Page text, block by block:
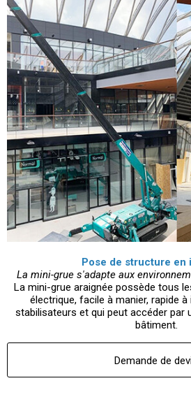
Pose de structure en
La mini-grue s'adapte aux
La mini-grue araignée possède tous
électrique, facile à manier, rapide
stabilisateurs et qui peut accéder par
bâtiment.
Demande de